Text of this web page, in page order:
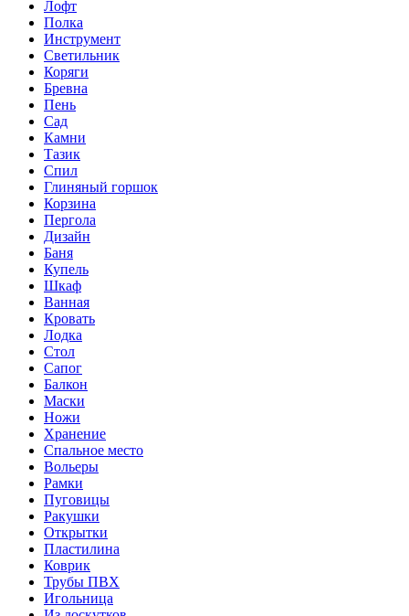
Лофт
Полка
Инструмент
Светильник
Коряги
Бревна
Пень
Сад
Камни
Тазик
Спил
Глиняный горшок
Корзина
Пергола
Дизайн
Баня
Купель
Шкаф
Ванная
Кровать
Лодка
Стол
Сапог
Балкон
Маски
Ножи
Хранение
Спальное место
Вольеры
Рамки
Пуговицы
Ракушки
Открытки
Пластилина
Коврик
Трубы ПВХ
Игольница